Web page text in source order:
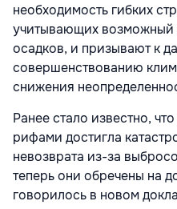
необходимость гибких
учитывающих возможный
осадков, и призывают к
совершенствованию
снижения
Ранее стало известно,
рифами достигла
невозврата из-за
теперь они обречены на
говорилось в новом